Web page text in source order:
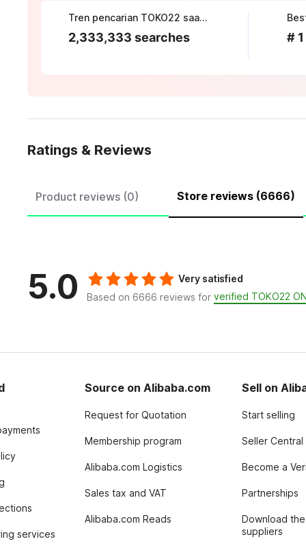
Tren pencarian TOKO22 saat ini
2,333,333 searches # 1
Ratings & Reviews
Product reviews (0) Store reviews (6666)
5.0
Very satisfied
Based on 6666 reviews for verified TOKO22
services
Source on Alibaba.com
Request for Quotation
Membership program
Alibaba.com Logistics
Sales tax and VAT
Alibaba.com Reads
Sell on
Start selling
Seller Central
Become a
Partnerships
Download
suppliers